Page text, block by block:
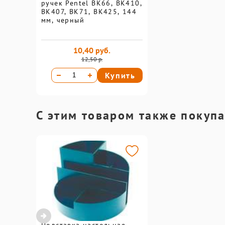
ручек Pentel ВК66, ВК410,
ВК407, ВК71, BK425, 144
мм, черный
12,50 р.
10,40 руб.
Купить
С этим товаром также